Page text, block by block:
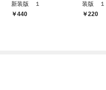
新装版 １
440
装版 １
220